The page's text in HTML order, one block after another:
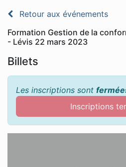
Retour aux événements
Formation Gestion de la
- Lévis 22 mars 2023
Billets
Les inscriptions sont
Inscriptions